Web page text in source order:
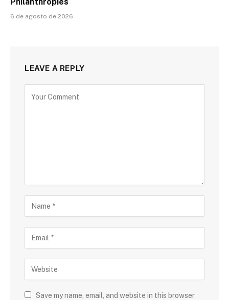
6 de agosto de 2026
LEAVE A REPLY
Save my name, email, and website in this browser